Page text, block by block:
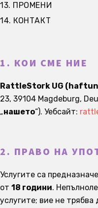
13. ПРОМЕНИ
14. КОНТАКТ
1. КОИ СМЕ НИЕ
RattleStork UG
23, 39104 Magdeburg,
„нашето“). Уебсайт:
2. ПРАВО НА
Услугите са
от 18 години.
услугите; вие не трябва